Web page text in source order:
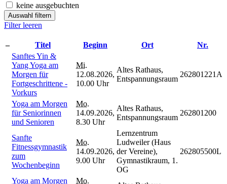
keine ausgebuchten
Auswahl filtern
Filter leeren
– Titel Beginn Ort
Nr.
Sanftes Yin &
Yang Yoga am
Morgen für
Fortgeschrittene -
Vorkurs
Mi.
12.08.2026,
10.00 Uhr
Altes Rathaus,
Entspannungsraum
262801221A
Yoga am Morgen
für Seniorinnen
und Senioren
Mo.
14.09.2026,
8.30 Uhr
Altes Rathaus,
Entspannungsraum
262801200
Sanfte
Fitnessgymnastik
zum
Wochenbeginn
Mo.
14.09.2026,
9.00 Uhr
Lernzentrum
Ludweiler (Haus
der Vereine),
Gymnastikraum, 1.
OG
262805500L
Yoga am Morgen
Mo.